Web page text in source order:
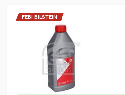
FEBI BILSTEIN